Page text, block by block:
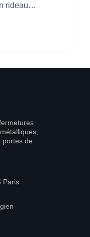
rideau
portes de
Paris